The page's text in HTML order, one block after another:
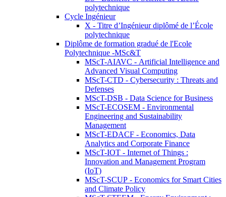
polytechnique
Cycle Ingénieur
X - Titre d’Ingénieur diplômé de l’École
polytechnique
Diplôme de formation gradué de l'Ecole
Polytechnique -MSc&T
MScT-AIAVC - Artificial Intelligence and
Advanced Visual Computing
MScT-CTD - Cybersecurity : Threats and
Defenses
MScT-DSB - Data Science for Business
MScT-ECOSEM - Environmental
Engineering and Sustainability
Management
MScT-EDACF - Economics, Data
Analytics and Corporate Finance
MScT-IOT - Internet of Things :
Innovation and Management Program
(IoT)
MScT-SCUP - Economics for Smart Cities
and Climate Policy